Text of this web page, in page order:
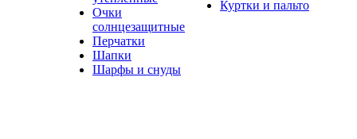
Очки
солнцезащитные
Перчатки
Шапки
Шарфы и снуды
Куртки и пальто